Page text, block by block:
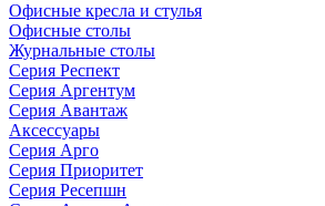
Офисные кресла и стулья
Офисные столы
Журнальные столы
Серия Респект
Серия Аргентум
Серия Авантаж
Аксессуары
Серия Арго
Серия Приоритет
Серия Ресепшн